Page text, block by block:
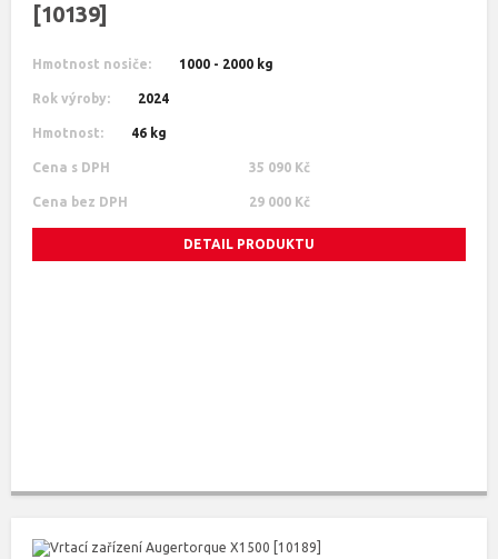
[10139]
Hmotnost nosiče: 1000 - 2000 kg
Rok výroby: 2024
Hmotnost: 46 kg
Cena s DPH 35 090 Kč
Cena bez DPH 29 000 Kč
DETAIL PRODUKTU